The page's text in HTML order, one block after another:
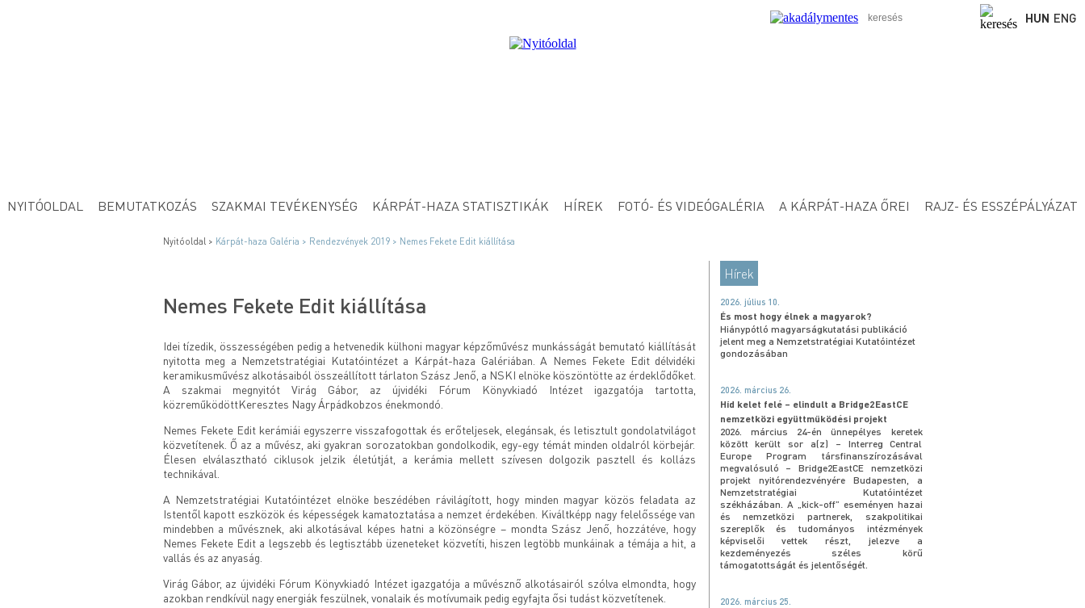
HUN ENG
NYITÓOLDAL BEMUTATKOZÁS SZAKMAI TEVÉKENYSÉG KÁRPÁT-HAZA STATISZTIKÁK HÍREK FOTÓ- ÉS VIDEÓGALÉRIA A KÁRPÁT-HAZA ŐREI RAJZ- ÉS ESSZÉPÁLYÁZAT
Nyitóoldal > Kárpát-haza Galéria > Rendezvények 2019 > Nemes Fekete Edit kiállítása
Nemes Fekete Edit kiállítása
Idei tízedik, összességében pedig a hetvenedik külhoni magyar képzőművész munkásságát bemutató kiállítását
nyitotta meg a Nemzetstratégiai Kutatóintézet a Kárpát-haza Galériában. A Nemes Fekete Edit délvidéki
keramikusművész alkotásaiból összeállított tárlaton Szász Jenő, a NSKI elnöke köszöntötte az érdeklődőket.
A szakmai megnyitót Virág Gábor, az újvidéki Fórum Könyvkiadó Intézet igazgatója tartotta,
közreműködöttKeresztes Nagy Árpádkobzos énekmondó.
Nemes Fekete Edit kerámiái egyszerre visszafogottak és erőteljesek, elegánsak, és letisztult gondolatvilágot
közvetítenek. Ő az a művész, aki gyakran sorozatokban gondolkodik, egy-egy témát minden oldalról körbejár.
Élesen elválasztható ciklusok jelzik életútját, a kerámia mellett szívesen dolgozik pasztell és kollázs
technikával.
A Nemzetstratégiai Kutatóintézet elnöke beszédében rávilágított, hogy minden magyar közös feladata az
Istentől kapott eszközök és képességek kamatoztatása a nemzet érdekében. Kiváltképp nagy felelőssége van
mindebben a művésznek, aki alkotásával képes hatni a közönségre – mondta Szász Jenő, hozzátéve, hogy
Nemes Fekete Edit a legszebb és legtisztább üzeneteket közvetíti, hiszen legtöbb munkáinak a témája a hit, a
vallás és az anyaság.
Virág Gábor, az újvidéki Fórum Könyvkiadó Intézet igazgatója a művésznő alkotásairól szólva elmondta, hogy
azokban rendkívül nagy energiák feszülnek, vonalaik és motívumaik pedig egyfajta ősi tudást közvetítenek.
Hírek
2026. július 10.
És most hogy élnek a magyarok?
Hiánypótló magyarságkutatási publikáció
jelent meg a Nemzetstratégiai Kutatóintézet
gondozásában
2026. március 26.
Híd kelet felé – elindult a Bridge2EastCE
nemzetközi együttműködési projekt
2026. március 24-én ünnepélyes keretek
között került sor a(z) – Interreg Central
Europe Program társfinanszírozásával
megvalósuló – Bridge2EastCE nemzetközi
projekt nyitórendezvényére Budapesten, a
Nemzetstratégiai Kutatóintézet
székházában. A „kick-off” eseményen hazai
és nemzetközi partnerek, szakpolitikai
szereplők és tudományos intézmények
képviselői vettek részt, jelezve a
kezdeményezés széles körű
támogatottságát és jelentőségét.
2026. március 25.